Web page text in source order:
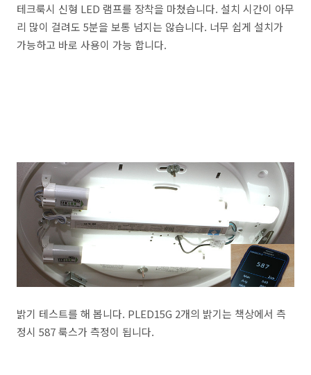
테크룩시 신형 LED 램프를 장착을 마쳤습니다. 설치 시간이 아무
리 많이 걸려도 5분을 보통 넘지는 않습니다. 너무 쉽게 설치가
가능하고 바로 사용이 가능 합니다.
밝기 테스트를 해 봅니다. PLED15G 2개의 밝기는 책상에서 측
정시 587 룩스가 측정이 됩니다.